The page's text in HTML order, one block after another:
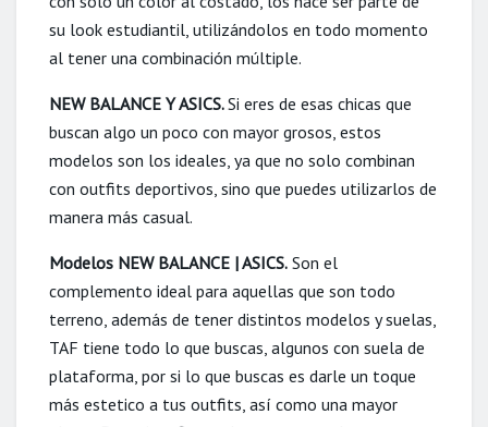
su look estudiantil, utilizándolos en todo momento
al tener una combinación múltiple.
NEW BALANCE Y ASICS.Si eres de esas chicas que
buscan algo un poco con mayor grosos, estos
modelos son los ideales, ya que no solo combinan
con outfits deportivos, sino que puedes utilizarlos de
manera más casual.
Modelos NEW BALANCE | ASICS. Son el
complemento ideal para aquellas que son todo
terreno, además de tener distintos modelos y suelas,
TAF tiene todo lo que buscas, algunos con suela de
plataforma, por si lo que buscas es darle un toque
más estetico a tus outfits, así como una mayor